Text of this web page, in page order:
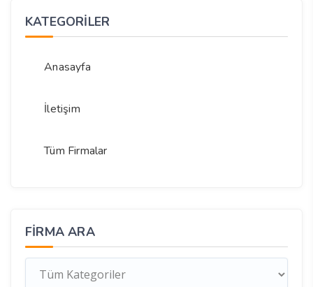
KATEGORİLER
Anasayfa
İletişim
Tüm Firmalar
FIRMA ARA